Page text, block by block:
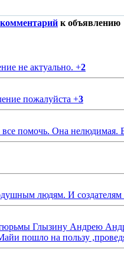
к объявлению
не актуально. +2
пожалуйста +3
помочь. Она нелюдимая.
людям. И создателям
Глызину Андрею
пошло на пользу